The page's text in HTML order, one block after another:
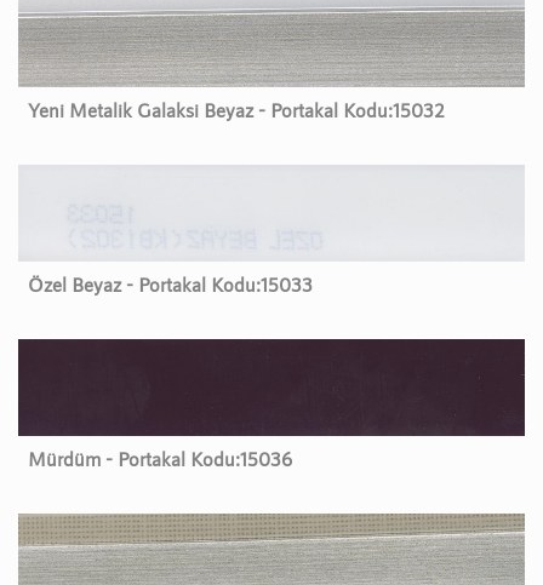
Yeni Metalik Galaksi Beyaz - Portakal Kodu:15032
Özel Beyaz - Portakal Kodu:15033
Mürdüm - Portakal Kodu:15036